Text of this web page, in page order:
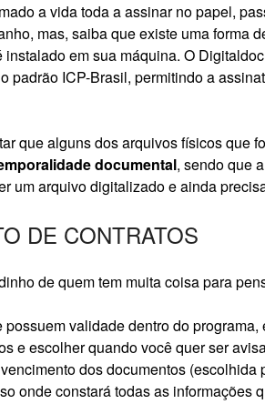
a vida toda a assinar no papel,
mas, saiba que existe uma forma
instalado em sua máquina. O
padrão ICP-Brasil, permitindo a
que alguns dos arquivos físicos que
documental, sendo que
um arquivo digitalizado e ainda
DE CONTRATOS
de quem tem muita coisa para
validade dentro do
e escolher quando você quer ser
dos documentos (escolhida
onde constará todas as informações